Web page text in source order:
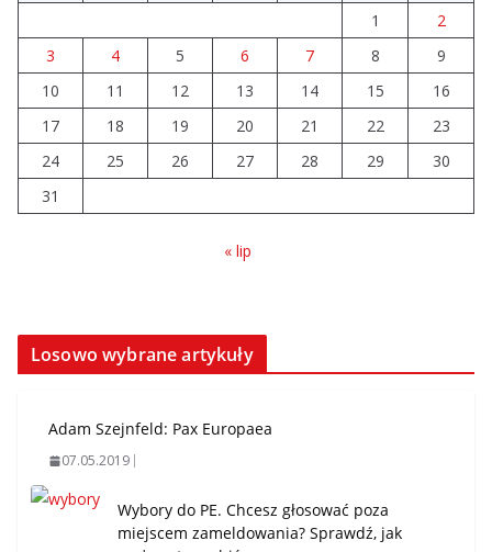
1
2
3
4 5 6 7 8
9
10
11 12 13 14 15
16
17
18 19 20 21 22
23
24
25 26 27 28 29
30
31
« lip
Losowo wybrane artykuły
Adam Szejnfeld: Pax Europaea
07.05.2019
Wybory do PE. Chcesz głosować poza
miejscem zameldowania? Sprawdź, jak